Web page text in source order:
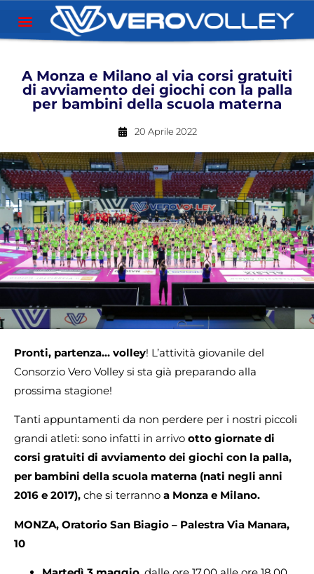
A Monza e Milano al via corsi gratuiti
di avviamento dei giochi con la palla
per bambini della scuola materna
20 Aprile 2022
Pronti, partenza… volley! L’attività giovanile del
Consorzio Vero Volley si sta già preparando alla
prossima stagione!
Tanti appuntamenti da non perdere per i nostri piccoli
grandi atleti: sono infatti in arrivo otto giornate di
corsi gratuiti di avviamento dei giochi con la palla,
per bambini della scuola materna (nati negli anni
2016 e 2017), che si terranno a Monza e Milano.
MONZA, Oratorio San Biagio – Palestra Via Manara,
10